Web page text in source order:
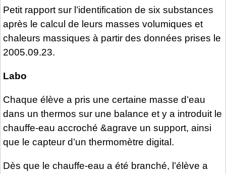
Petit rapport sur l’identification de six substances
après le calcul de leurs masses volumiques et
chaleurs massiques à partir des données prises le
2005.09.23.
Labo
Chaque élève a pris une certaine masse d’eau
dans un thermos sur une balance et y a introduit le
chauffe-eau accroché &agrave un support, ainsi
que le capteur d’un thermomètre digital.
Dès que le chauffe-eau a été branché, l’élève a